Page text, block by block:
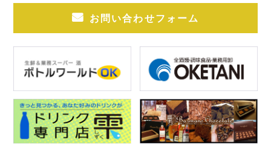
お問い合わせフォーム